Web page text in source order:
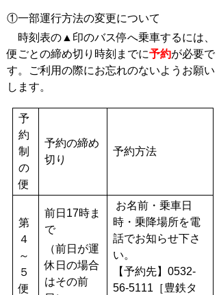
①一部運行方法の変更について
時刻表の▲印のバス停へ乗車するには、
便ごとの締め切り時刻までに予約が必要で
す。ご利用の際にお忘れのないようお願い
します。
予
約
制
の
便
予約の締め
切り
予約方法
第
４
～
５
便
前日17時ま
で
（前日が運
休日の場合
はその前
お名前・乗車日
時・乗降場所を電
話でお知らせ下さ
い。
【予約先】0532-
56-5111［豊鉄タ